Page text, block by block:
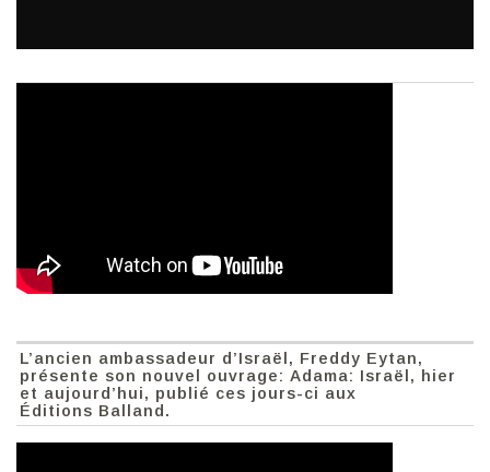
L’ancien ambassadeur d’Israël, Freddy Eytan,
présente son nouvel ouvrage: Adama: Israël, hier
et aujourd’hui, publié ces jours-ci aux
Éditions Balland.